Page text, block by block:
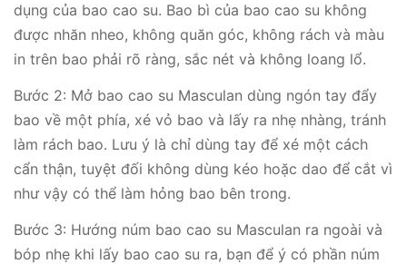
dụng của bao cao su. Bao bì của bao cao su không
được nhăn nheo, không quăn góc, không rách và màu
in trên bao phải rõ ràng, sắc nét và không loang lổ.
Bước 2: Mở bao cao su Masculan dùng ngón tay đẩy
bao về một phía, xé vỏ bao và lấy ra nhẹ nhàng, tránh
làm rách bao. Lưu ý là chỉ dùng tay để xé một cách
cẩn thận, tuyệt đối không dùng kéo hoặc dao để cắt vì
như vậy có thể làm hỏng bao bên trong.
Bước 3: Hướng núm bao cao su Masculan ra ngoài và
bóp nhẹ khi lấy bao cao su ra, bạn để ý có phần núm